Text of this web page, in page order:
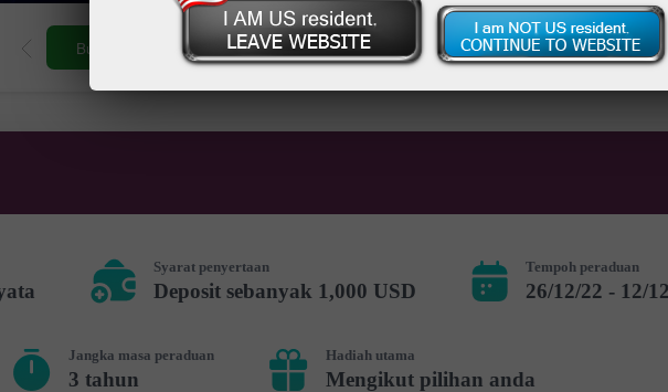
Buka akaun perdagangan Buka akaun demo
Syarat penyertaan
Deposit sebanyak 1,000 USD
Tempoh peraduan
26/12/22 - 12/
Jangka masa peraduan
3 tahun
Hadiah utama
Mengikut pilihan anda